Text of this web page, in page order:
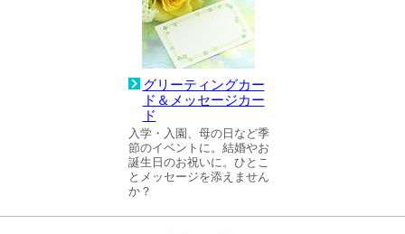
グリーティングカー
ド＆メッセージカー
ド
入学・入園、母の日など季
節のイベントに。結婚やお
誕生日のお祝いに。ひとこ
とメッセージを添えません
か？